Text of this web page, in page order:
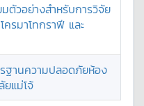
ตัวอย่างสำหรับการวิจัย
รมาโทกราฟี และ
ฐานความปลอดภัยห้อง
ยแม่โจ้